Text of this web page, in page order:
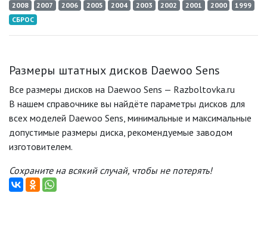
2008
2007 2006 2005 2004 2003 2002 2001 2000
1999
СБРОС
Размеры штатных дисков Daewoo Sens
Все размеры дисков на Daewoo Sens — Razboltovka.ru
В нашем справочнике вы найдёте параметры дисков для
всех моделей Daewoo Sens, минимальные и максимальные
допустимые размеры диска, рекомендуемые заводом
изготовителем.
Сохраните на всякий случай, чтобы не потерять!